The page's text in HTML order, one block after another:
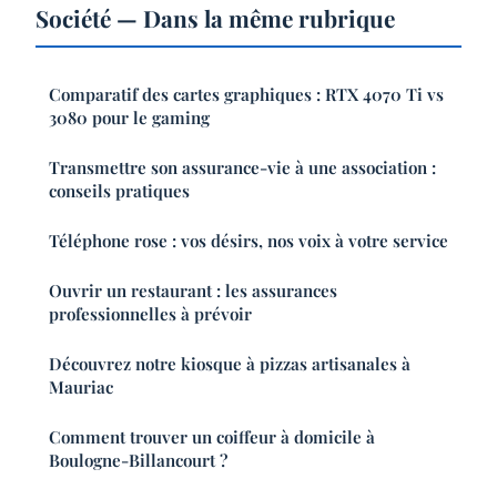
Société — Dans la même rubrique
Comparatif des cartes graphiques : RTX 4070 Ti vs
3080 pour le gaming
Transmettre son assurance-vie à une association :
conseils pratiques
Téléphone rose : vos désirs, nos voix à votre service
Ouvrir un restaurant : les assurances
professionnelles à prévoir
Découvrez notre kiosque à pizzas artisanales à
Mauriac
Comment trouver un coiffeur à domicile à
Boulogne-Billancourt ?